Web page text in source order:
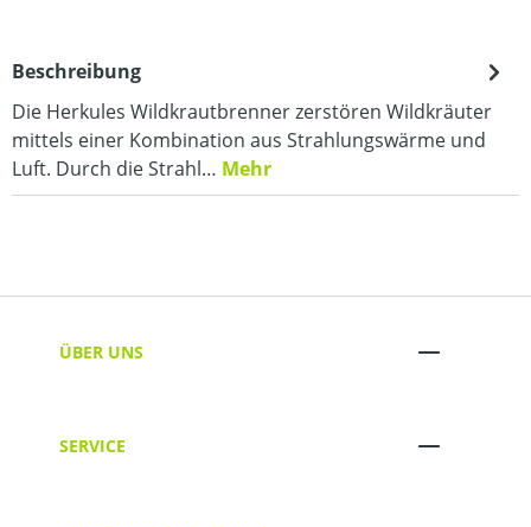
Beschreibung
Die Herkules Wildkrautbrenner zerstören Wildkräuter
mittels einer Kombination aus Strahlungswärme und
Luft. Durch die Strahl… Mehr
ÜBER UNS
SERVICE